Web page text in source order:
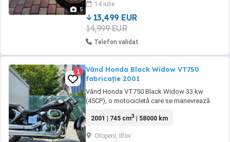
5
14 iulie
13,499 EUR
14,999 EUR
Telefon validat
1
Vând Honda Black Widow VT750
fabricație 2001
Vând Honda VT750 Black Widow 33 kw
(45CP), o motocicletă care se manevrează
valabil 16.05.2026, kit de lanț nou, simeringuri
din piele naturală, accesorii, sissy bar. Acum
2001 | 745 cm3 | 58000 km
Otopeni, Ilfov